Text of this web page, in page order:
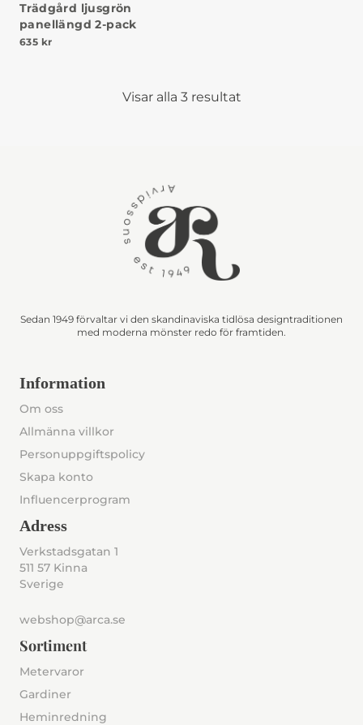
Trädgård ljusgrön
panellängd 2-pack
635 kr
Visar alla 3 resultat
Sedan 1949 förvaltar vi den skandinaviska tidlösa designtraditionen
med moderna mönster redo för framtiden.
Information
Om oss
Allmänna villkor
Personuppgiftspolicy
Skapa konto
Influencerprogram
Adress
Verkstadsgatan 1
511 57 Kinna
Sverige
webshop@arca.se
Sortiment
Metervaror
Gardiner
Heminredning